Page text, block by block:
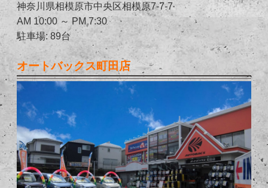
神奈川県相模原市中央区相模原7-7-7
AM 10:00 ～ PM 7:30
駐車場: 89台
オートバックス町田店